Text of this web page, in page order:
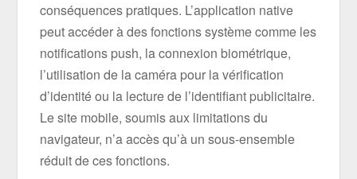
conséquences pratiques. L’application native
peut accéder à des fonctions système comme les
notifications push, la connexion biométrique,
l’utilisation de la caméra pour la vérification
d’identité ou la lecture de l’identifiant publicitaire.
Le site mobile, soumis aux limitations du
navigateur, n’a accès qu’à un sous-ensemble
réduit de ces fonctions.